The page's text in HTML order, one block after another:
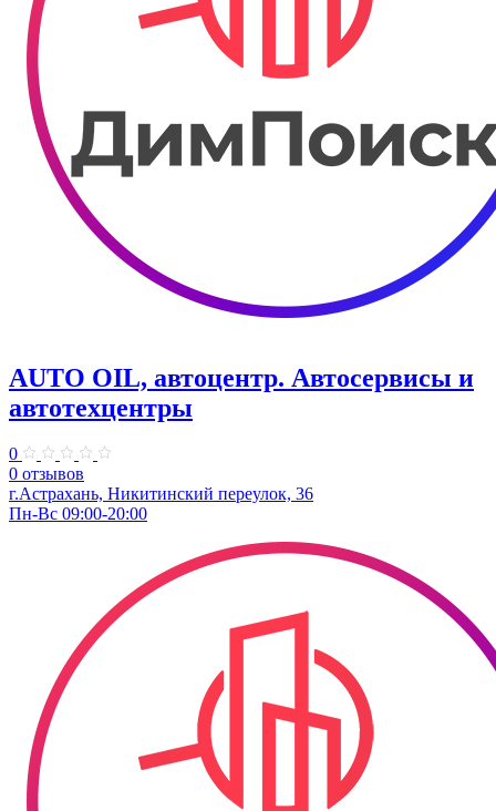
AUTO OIL, автоцентр. Автосервисы и
автотехцентры
0
0 отзывов
г.Астрахань, Никитинский переулок, 36
Пн-Вс 09:00-20:00